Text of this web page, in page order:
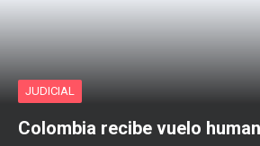
JUDICIAL
Colombia recibe vuelo